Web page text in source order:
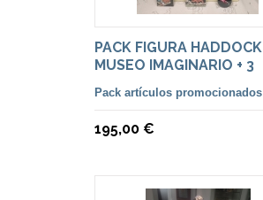
PACK FIGURA HADDOCK
MUSEO IMAGINARIO + 3
Pack artículos promocionados
195,00 €